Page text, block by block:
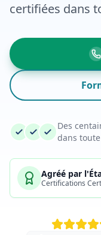
certifiées dans
Des
dans
Agréé par
Certifications